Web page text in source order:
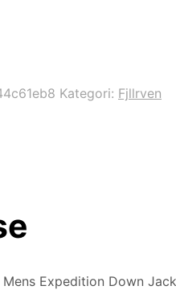
Kategori: Fjllrven
Expedition Down